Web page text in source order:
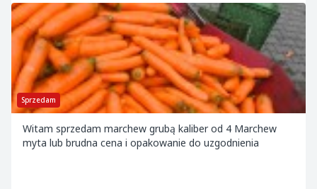
Sprzedam
Witam sprzedam marchew grubą kaliber od 4 Marchew
myta lub brudna cena i opakowanie do uzgodnienia